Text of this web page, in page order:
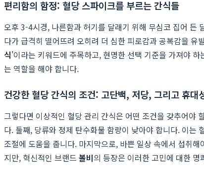
편리함의 함정: 혈당 스파이크를 부르는 간식들
오후 3-4시경, 나른함과 허기를 달래기 위해 무심코 집어 든
다가 급격히 떨어뜨려 오히려 더 심한 피로감과 공복감을
식'이라는 키워드에 주목하고, 현명한 선택 기준을 가져야
는 역할을 해야 합니다.
건강한 혈당 간식의 조건: 고단백, 저당, 그리고 휴대
그렇다면 이상적인 혈당 관리 간식은 어떤 조건을 갖추어야
다. 둘째, 당류와 정제 탄수화물 함량이 낮아야 합니다. 이는
조절에 도움을 줍니다. 마지막으로, 바쁜 일상 속에서 섭취
지만, 혁신적인 브랜드 볼비의 등장은 이러한 고민에 대한